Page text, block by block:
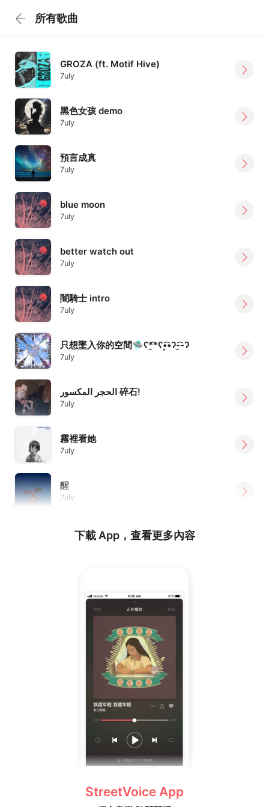
所有歌曲
GROZA (ft. Motif Hive)
7uly
黑色女孩 demo
7uly
預言成真
7uly
blue moon
7uly
better watch out
7uly
闇騎士 intro
7uly
只想墜入你的空間🛸ʕ*̫͡*ʕ•͓͡•ʔ-̫͡-ʔ
7uly
الحجر المكسور 碎石!
7uly
霧裡看她
7uly
醒
7uly
下載 App，查看更多內容
StreetVoice App